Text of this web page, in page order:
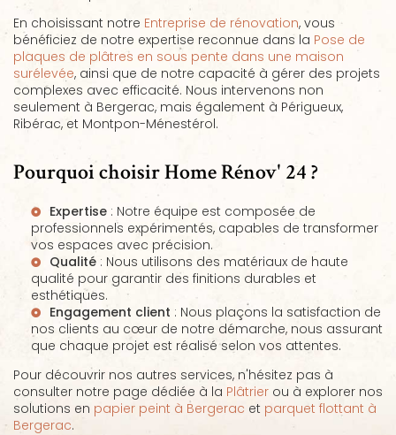
En choisissant notre Entreprise de rénovation, vous
bénéficiez de notre expertise reconnue dans la Pose de
plaques de plâtres en sous pente dans une maison
surélevée, ainsi que de notre capacité à gérer des projets
complexes avec efficacité. Nous intervenons non
seulement à Bergerac, mais également à Périgueux,
Ribérac, et Montpon-Ménestérol.
Pourquoi choisir Home Rénov' 24 ?
Expertise : Notre équipe est composée de
professionnels expérimentés, capables de transformer
vos espaces avec précision.
Qualité : Nous utilisons des matériaux de haute
qualité pour garantir des finitions durables et
esthétiques.
Engagement client : Nous plaçons la satisfaction de
nos clients au cœur de notre démarche, nous assurant
que chaque projet est réalisé selon vos attentes.
Pour découvrir nos autres services, n'hésitez pas à
consulter notre page dédiée à la Plâtrier ou à explorer nos
solutions en papier peint à Bergerac et parquet flottant à
Bergerac.